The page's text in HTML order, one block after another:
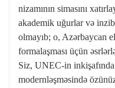
nizamının simasını
akademik uğurlar və
olmayıb; o, Azərbaycan
formalaşması üçün
Siz, UNEC-in
modernləşməsində